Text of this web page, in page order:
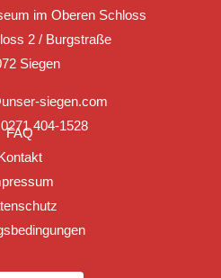
im Oberen Schloss
2 / Burgstraße
Siegen
siegen.com
404-1528
FAQ